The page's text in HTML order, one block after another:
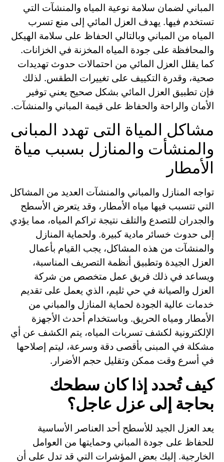
المباني لضمان سلامة نوعية المياه والمنشآت التي
تستخدم فيها. يهدف العزل المائي إلى منع تسرب
المياه من المباني وبالتالي الحفاظ على سلامة الهيكل
والمحافظة على جودة المياه المخزنة في الخزانات.
كما يقلل العزل المائي من احتمالات حدوث تهديدات
صحية، وقدرة التكييف على تغييرات الطقس. لذلك
فإن تطبيق العزل المائي بشكل صحيح يعني توفير
الأمان والراحة والحفاظ على قيمة المباني والمنشآت.
مشاكل المياة التى تهدد المبانى
والمنشأت والمنازل بسبب مياة
الأمطار
تواجه المنازل والمباني والمنشآت العديد من المشاكل
التي تتسبب فيها مياه الأمطار، وقد يتعرض الأسطح
والجدران للتصدع والتلف نتيجة تراكم المياه، مما يؤدي
إلى حدوث خسائر مادية كبيرة. ولحماية المنازل
والمنشآت من هذه المشاكل، يجب القيام بأعمال
العزل الجيدة وتطبيق أنظمة التصريف المناسبة،
ويساعد في ذلك فريق عمل متخصص من شركة
العزل والصيانة في حي ثليم، الذي يعمل على تقديم
خدمات عالية الجودة لحماية المنازل والمباني من
الأمطار ومياه الحريق. وباستخدام أحدث الأجهزة
الإلكترونية لكشف تسربات المياه، يتم الكشف عن أي
مشكلة في المبنى بأقصى دقة وسرعة، ليتم إصلاحها
في أسرع وقت ممكن وتقليل حجم الأضرار.
كيف تُحدد إذا كان سطحك
بحاجة إلى عزل عاجل؟
يعد العزل الجيد للأسطح أحد العناصر الأساسية
للحفاظ على جودة المباني وحمايتها من العوامل
الخارجية. إليك بعض المؤشرات التي قد تدل على أن